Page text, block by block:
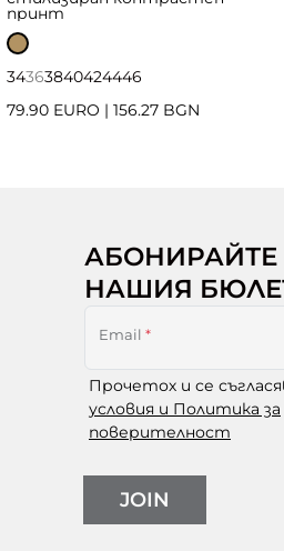
принт
34363840424446
79.90 EURO | 156.27 BGN
АБОНИРАЙТЕ
НАШИЯ
Email *
Прочетох и се
условия и Политика за
поверителност
JOIN